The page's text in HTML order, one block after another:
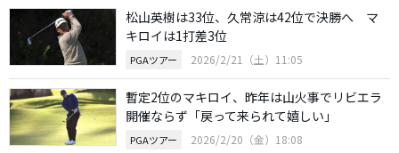
松山英樹は33位、久常涼は42位で決勝へ マ
キロイは1打差3位
PGAツアー 2026/2/21（土）11:05
暫定2位のマキロイ、昨年は山火事でリビエラ
開催ならず「戻って来られて嬉しい」
PGAツアー 2026/2/20（金）18:08